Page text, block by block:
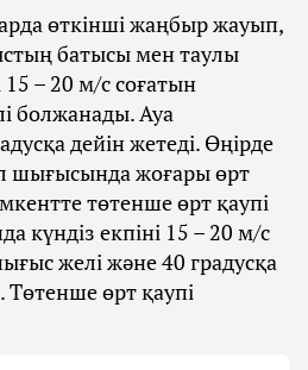
өткінші жаңбыр жауып,
батысы мен таулы
– 20 м/с соғатын
болжанады. Ауа
дейін жетеді. Өңірде
шығысында жоғары өрт
төтенше өрт қаупі
күндіз екпіні 15 – 20 м/с
желі және 40 градусқа
Төтенше өрт қаупі